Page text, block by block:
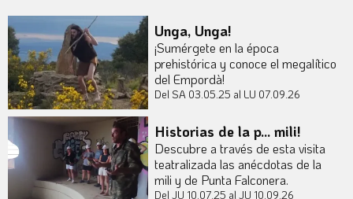
Unga, Unga!
¡Sumérgete en la época
prehistórica y conoce el megalítico
del Empordà!
Del SA 03.05.25 al LU 07.09.26
Historias de la p... mili!
Descubre a través de esta visita
teatralizada las anécdotas de la
mili y de Punta Falconera.
Del JU 10.07.25 al JU 10.09.26